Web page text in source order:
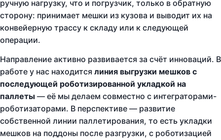
ручную нагрузку, что и погрузчик, только в обратную
сторону: принимает мешки из кузова и выводит их на
конвейерную трассу к складу или к следующей
операции.
Направление активно развивается за счёт инноваций. В
работе у нас находится линия выгрузки мешков с
последующей роботизированной укладкой на
паллеты — её мы делаем совместно с интеграторами-
роботизаторами. В перспективе — развитие
собственной линии паллетирования, то есть укладки
мешков на поддоны после разгрузки, с роботизацией